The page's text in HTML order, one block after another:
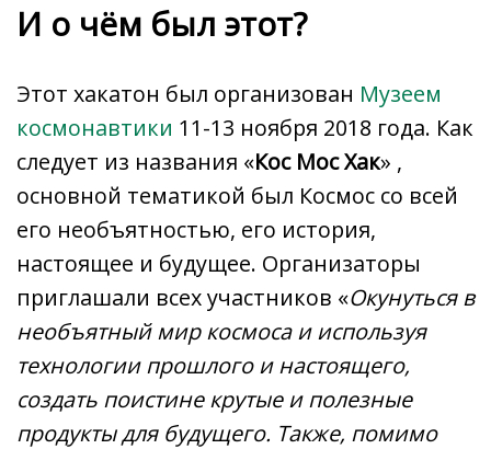
И о чём был этот?
Этот хакатон был организован Музеем
космонавтики 11-13 ноября 2018 года. Как
следует из названия «Кос Мос Хак» ,
основной тематикой был Космос со всей
его необъятностью, его история,
настоящее и будущее. Организаторы
приглашали всех участников «Окунуться в
необъятный мир космоса и используя
технологии прошлого и настоящего,
создать поистине крутые и полезные
продукты для будущего. Также, помимо